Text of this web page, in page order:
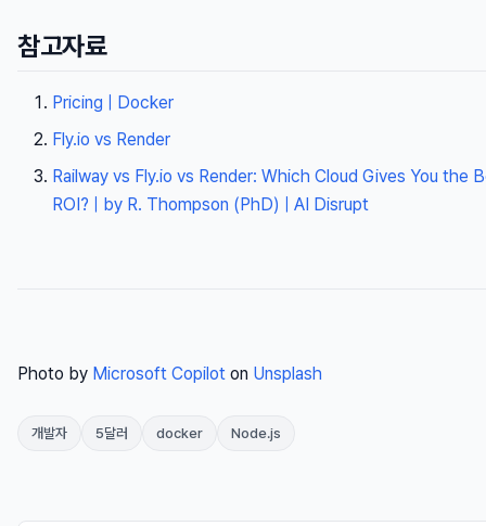
참고자료
Pricing | Docker
Fly.io vs Render
Railway vs Fly.io vs Render: Which Cloud Gives You the
ROI? | by R. Thompson (PhD) | AI Disrupt
Photo by Microsoft Copilot on Unsplash
개발자 5달러 docker Node.js